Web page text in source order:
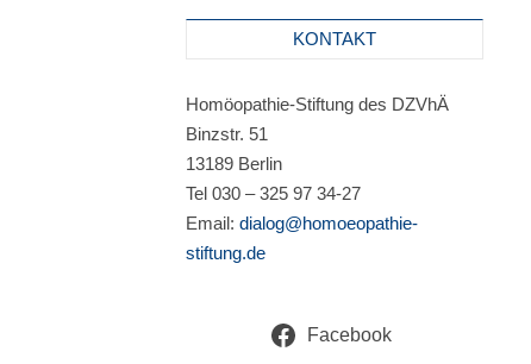
KONTAKT
Homöopathie-Stiftung des DZVhÄ
Binzstr. 51
13189 Berlin
Tel 030 – 325 97 34-27
Email: dialog@homoeopathie-
stiftung.de
Facebook